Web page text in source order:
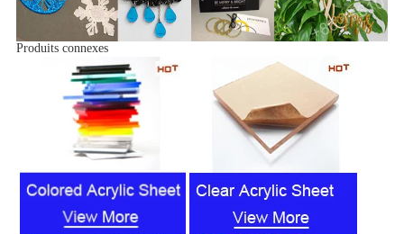
Produits connexes